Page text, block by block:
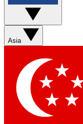
Asia